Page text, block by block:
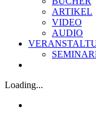
ARTIKEL
VIDEO
AUDIO
Loading...